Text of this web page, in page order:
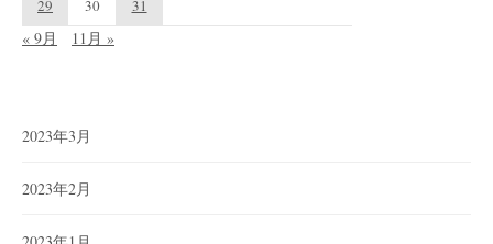
29
30 31
« 9月 11月 »
2023年3月
2023年2月